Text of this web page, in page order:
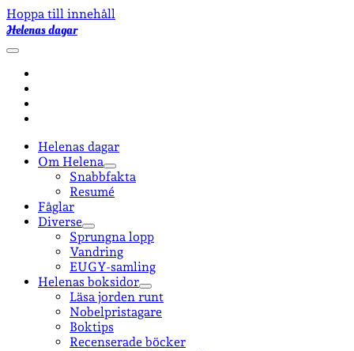
Hoppa till innehåll
Helenas dagar
öppna
Helenas dagar
Om Helena
öppna
undermeny
Snabbfakta
Resumé
Fåglar
Diverse
öppna
undermeny
Sprungna lopp
Vandring
EUGY-samling
Helenas boksidor
öppna
undermeny
Läsa jorden runt
Nobelpristagare
Boktips
Recenserade böcker